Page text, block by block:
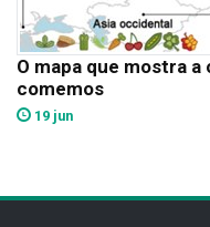
O mapa que mostra
comemos
19 jun